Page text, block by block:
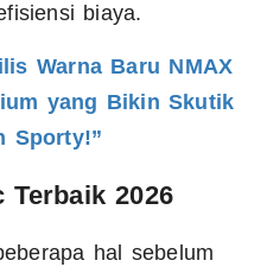
biaya.
Warna Baru NMAX
yang Bikin Skutik
Sporty!”
2026
hal sebelum